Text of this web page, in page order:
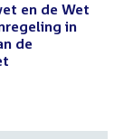
en de Wet
in
de